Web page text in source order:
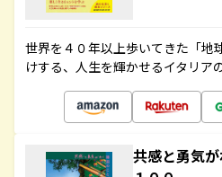
世界を４０年以上歩いてきた「地
けする、人生を輝かせるイタリア
共感と勇気